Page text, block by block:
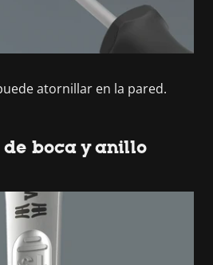
atornillar en la pared.
boca y anillo